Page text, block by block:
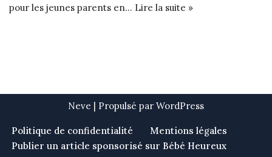
pour les jeunes parents en… Lire la suite »
Neve | Propulsé par WordPress
Politique de confidentialité
Mentions légales
Publier un article sponsorisé sur Bébé Heureux